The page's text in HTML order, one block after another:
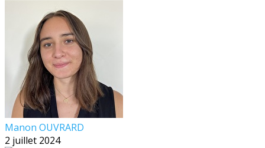
Manon OUVRARD
2 juillet 2024